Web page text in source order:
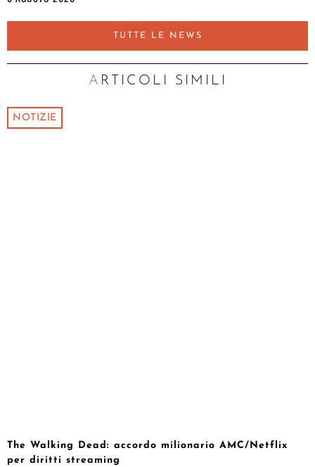
TUTTE LE NEWS
ARTICOLI SIMILI
NOTIZIE
The Walking Dead: accordo milionario AMC/Netflix
per diritti streaming